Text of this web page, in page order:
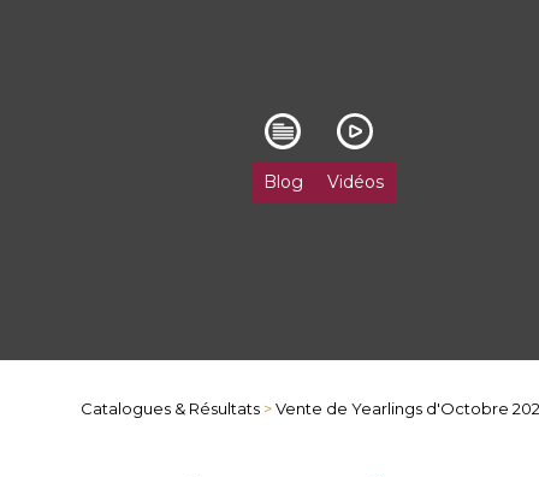
Blog Vidéos
Catalogues & Résultats >Vente de Yearlings d'Octobre